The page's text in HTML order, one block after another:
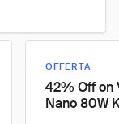
OFFERTA
42% Off on
Nano 80W